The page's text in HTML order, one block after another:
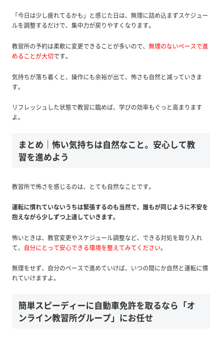
「今日は少し疲れてるかも」と感じた日は、無理に詰め込まずスケジュー
ルを調整するだけで、集中力が戻りやすくなります。
教習所の予約は柔軟に変更できることが多いので、 無理のないペースで進
めることが大切です。
気持ちが落ち着くと、操作にも余裕が出て、怖さも自然と減っていきま
す。
リフレッシュした状態で教習に臨めば、学びの効率もぐっと高まります
よ。
まとめ｜怖い気持ちは自然なこと。安心して教
習を進めよう
教習所で怖さを感じるのは、とても自然なことです。
運転に慣れていないうちは緊張するのも当然で、誰もが同じように不安を
抱えながら少しずつ上達していきます。
怖いときは、教官変更やスケジュール調整など、できる対処を取り入れ
て、 自分にとって安心できる環境を整えてみてください。
無理をせず、自分のペースで進めていけば、いつの間にか自然と運転に慣
れていけますよ。
簡単スピーディーに自動車免許を取るなら「オ
ンライン教習所グループ」にお任せ